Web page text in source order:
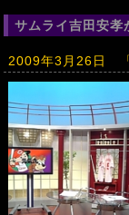
サムライ吉田安孝
2009年3月26日